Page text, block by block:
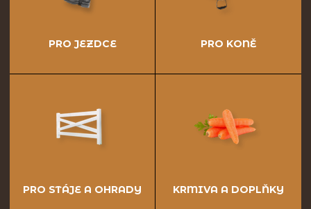
PRO JEZDCE PRO KONĚ
PRO STÁJE A OHRADY KRMIVA A DOPLŇKY